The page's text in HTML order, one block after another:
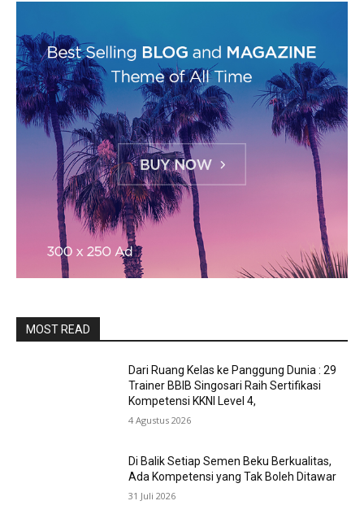
MOST READ
Dari Ruang Kelas ke Panggung Dunia : 29
Trainer BBIB Singosari Raih Sertifikasi
Kompetensi KKNI Level 4,
4 Agustus 2026
Di Balik Setiap Semen Beku Berkualitas,
Ada Kompetensi yang Tak Boleh Ditawar
31 Juli 2026